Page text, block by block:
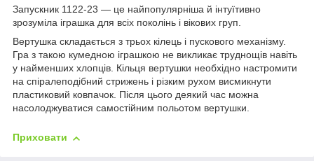
Запускник 1122-23 — це найпопулярніша й інтуїтивно
зрозуміла іграшка для всіх поколінь і вікових груп.
Вертушка складається з трьох кілець і пускового механізму.
Гра з такою кумедною іграшкою не викликає труднощів навіть
у найменших хлопців. Кільця вертушки необхідно настромити
на спіралеподібний стрижень і різким рухом висмикнути
пластиковий ковпачок. Після цього деякий час можна
насолоджуватися самостійним польотом вертушки.
Приховати